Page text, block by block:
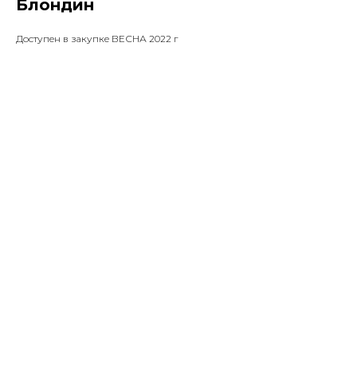
Блондин
Доступен в закупке ВЕСНА 2022 г